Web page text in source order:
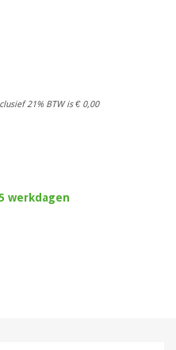
21% BTW is€ 0,00
werkdagen